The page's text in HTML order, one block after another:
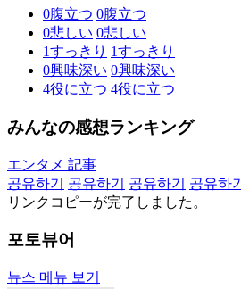
0腹立つ 0腹立つ
0悲しい 0悲しい
1すっきり 1すっきり
0興味深い 0興味深い
4役に立つ 4役に立つ
みんなの感想ランキング
エンタメ 記事
공유하기
공유하기 공유하기 공유하기
リンクコピーが完了しました。
포토뷰어
뉴스 메뉴 보기